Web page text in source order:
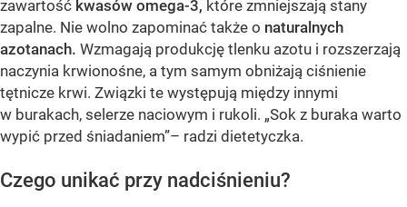
zawartość kwasów omega-3, które zmniejszają stany
zapalne. Nie wolno zapominać także o naturalnych
azotanach. Wzmagają produkcję tlenku azotu i rozszerzają
naczynia krwionośne, a tym samym obniżają ciśnienie
tętnicze krwi. Związki te występują między innymi
w burakach, selerze naciowym i rukoli. „Sok z buraka warto
wypić przed śniadaniem”– radzi dietetyczka.
Czego unikać przy nadciśnieniu?